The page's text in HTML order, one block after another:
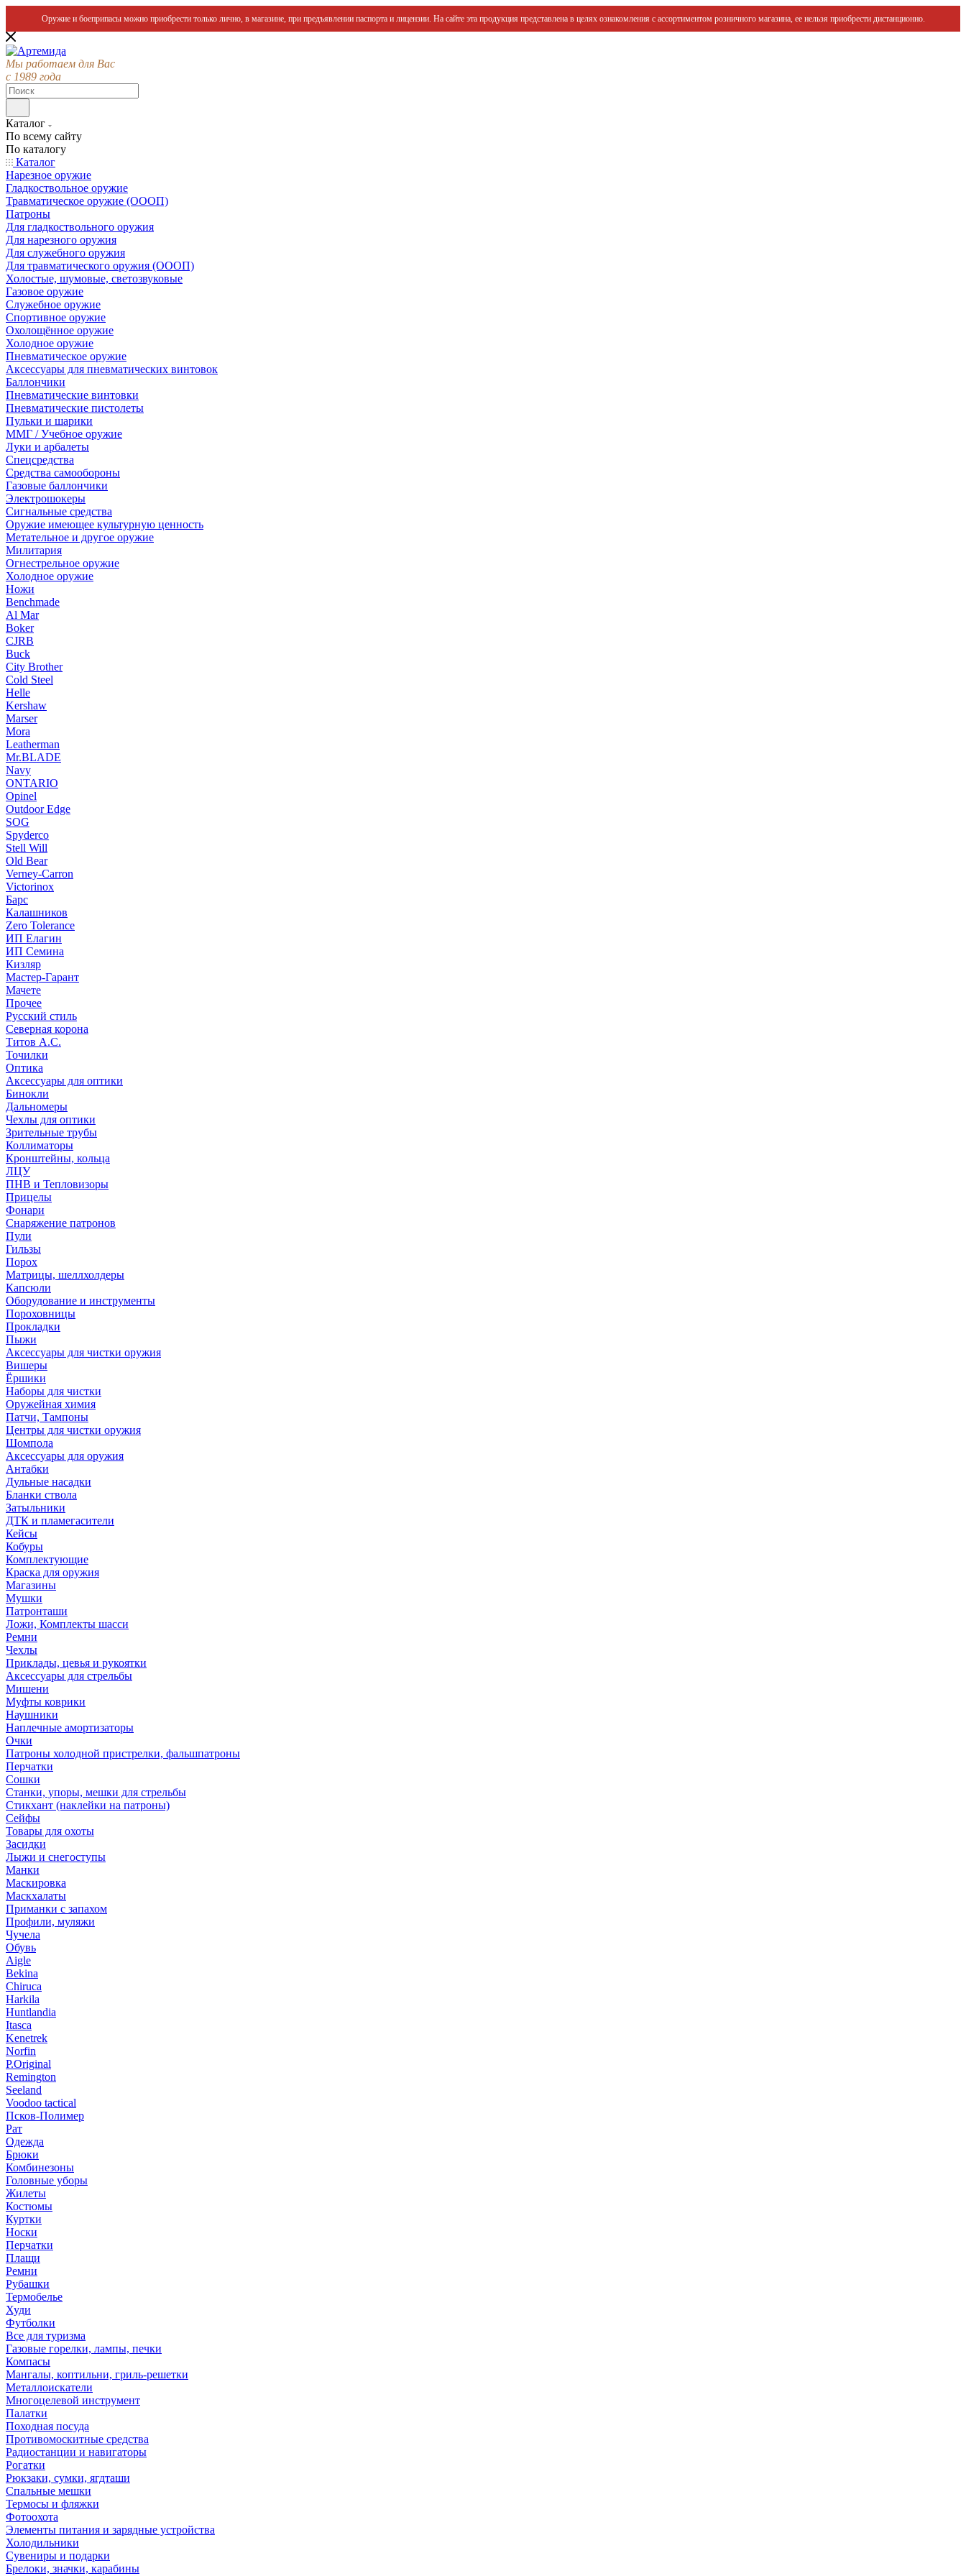
Оружие и боеприпасы можно приобрести только лично, в магазине, при предъявлении паспорта и лицензии. На сайте эта продукция представлена в целях ознакомления с ассортиментом розничного магазина, ее нельзя приобрести дистанционно.
Мы работаем для Вас
с 1989 года
Каталог
По всему сайту
По каталогу
Каталог
Нарезное оружие
Гладкоствольное оружие
Травматическое оружие (ОООП)
Патроны
Для гладкоствольного оружия
Для нарезного оружия
Для служебного оружия
Для травматического оружия (ОООП)
Холостые, шумовые, светозвуковые
Газовое оружие
Служебное оружие
Спортивное оружие
Охолощённое оружие
Холодное оружие
Пневматическое оружие
Аксессуары для пневматических винтовок
Баллончики
Пневматические винтовки
Пневматические пистолеты
Пульки и шарики
ММГ / Учебное оружие
Луки и арбалеты
Спецсредства
Средства самообороны
Газовые баллончики
Электрошокеры
Сигнальные средства
Оружие имеющее культурную ценность
Метательное и другое оружие
Милитария
Огнестрельное оружие
Холодное оружие
Ножи
Benchmade
Al Mar
Boker
CJRB
Buck
City Brother
Cold Steel
Helle
Kershaw
Marser
Mora
Leatherman
Mr.BLADE
Navy
ONTARIO
Opinel
Outdoor Edge
SOG
Spyderco
Stell Will
Old Bear
Verney-Carron
Victorinox
Барс
Калашников
Zero Tolerance
ИП Елагин
ИП Семина
Кизляр
Мастер-Гарант
Мачете
Прочее
Русский стиль
Северная корона
Титов А.С.
Точилки
Оптика
Аксессуары для оптики
Бинокли
Дальномеры
Чехлы для оптики
Зрительные трубы
Коллиматоры
Кронштейны, кольца
ЛЦУ
ПНВ и Тепловизоры
Прицелы
Фонари
Снаряжение патронов
Пули
Гильзы
Порох
Матрицы, шеллхолдеры
Капсюли
Оборудование и инструменты
Пороховницы
Прокладки
Пыжи
Аксессуары для чистки оружия
Вишеры
Ёршики
Наборы для чистки
Оружейная химия
Патчи, Тампоны
Центры для чистки оружия
Шомпола
Аксессуары для оружия
Антабки
Дульные насадки
Бланки ствола
Затыльники
ДТК и пламегасители
Кейсы
Кобуры
Комплектующие
Краска для оружия
Магазины
Мушки
Патронташи
Ложи, Комплекты шасси
Ремни
Чехлы
Приклады, цевья и рукоятки
Аксессуары для стрельбы
Мишени
Муфты коврики
Наушники
Наплечные амортизаторы
Очки
Патроны холодной пристрелки, фальшпатроны
Перчатки
Сошки
Станки, упоры, мешки для стрельбы
Стикхант (наклейки на патроны)
Сейфы
Товары для охоты
Засидки
Лыжи и снегоступы
Манки
Маскировка
Маскхалаты
Приманки с запахом
Профили, муляжи
Чучела
Обувь
Aigle
Bekina
Chiruсa
Harkila
Huntlandia
Itasca
Kenetrek
Norfin
P.Original
Remington
Seeland
Voodoo tactical
Псков-Полимер
Рат
Одежда
Брюки
Комбинезоны
Головные уборы
Жилеты
Костюмы
Куртки
Носки
Перчатки
Плащи
Ремни
Рубашки
Термобелье
Худи
Футболки
Все для туризма
Газовые горелки, лампы, печки
Компасы
Мангалы, коптильни, гриль-решетки
Металлоискатели
Многоцелевой инструмент
Палатки
Походная посуда
Противомоскитные средства
Радиостанции и навигаторы
Рогатки
Рюкзаки, сумки, ягдташи
Спальные мешки
Термосы и фляжки
Фотоохота
Элементы питания и зарядные устройства
Холодильники
Сувениры и подарки
Брелоки, значки, карабины